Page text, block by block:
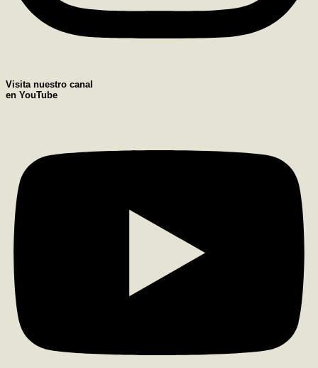
Visita nuestro canal
en YouTube